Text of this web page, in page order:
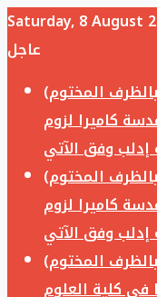
Saturday, 8 August
عاجل
المختوم)
كاميرا لزوم
المختوم)
كاميرا لزوم
المختوم)
في كلية العلوم